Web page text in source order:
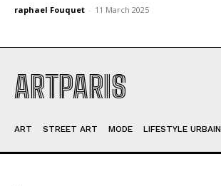
raphael Fouquet - 11 March 2025
ARTPARIS
ART STREET ART MODE LIFESTYLE URBAIN